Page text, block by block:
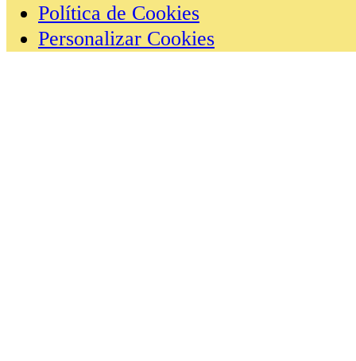
Política de Cookies
Personalizar Cookies